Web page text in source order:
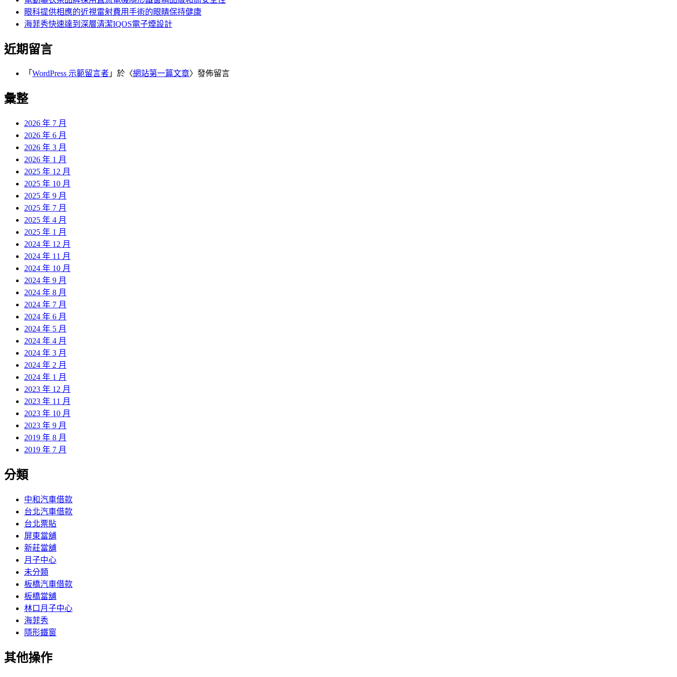
眼科提供相應的近視雷射費用手術的眼睛保持健康
海菲秀快速達到深層清潔IQOS電子煙設計
近期留言
「 WordPress 示範留言者 」於〈網站第一篇文章〉發佈留言
彙整
2026 年 7 月
2026 年 6 月
2026 年 3 月
2026 年 1 月
2025 年 12 月
2025 年 10 月
2025 年 9 月
2025 年 7 月
2025 年 4 月
2025 年 1 月
2024 年 12 月
2024 年 11 月
2024 年 10 月
2024 年 9 月
2024 年 8 月
2024 年 7 月
2024 年 6 月
2024 年 5 月
2024 年 4 月
2024 年 3 月
2024 年 2 月
2024 年 1 月
2023 年 12 月
2023 年 11 月
2023 年 10 月
2023 年 9 月
2019 年 8 月
2019 年 7 月
分類
中和汽車借款
台北汽車借款
台北票貼
屏東當舖
新莊當舖
月子中心
未分類
板橋汽車借款
板橋當舖
林口月子中心
海菲秀
隱形鐵窗
其他操作